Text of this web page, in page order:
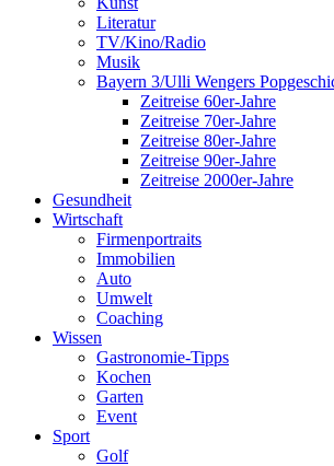
Literatur
TV/Kino/Radio
Musik
Bayern 3/Ulli Wengers
Zeitreise 60er-Jahre
Zeitreise 70er-Jahre
Zeitreise 80er-Jahre
Zeitreise 90er-Jahre
Zeitreise 2000er-Jahre
Gesundheit
Wirtschaft
Firmenportraits
Immobilien
Auto
Umwelt
Coaching
Wissen
Gastronomie-Tipps
Kochen
Garten
Event
Sport
Golf